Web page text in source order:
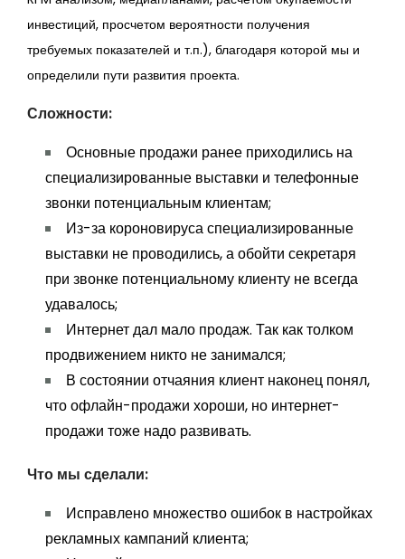
инвестиций, просчетом вероятности получения
требуемых показателей и т.п.), благодаря которой мы и
определили пути развития проекта.
Сложности:
Основные продажи ранее приходились на
специализированные выставки и телефонные
звонки потенциальным клиентам;
Из-за короновируса специализированные
выставки не проводились, а обойти секретаря
при звонке потенциальному клиенту не всегда
удавалось;
Интернет дал мало продаж. Так как толком
продвижением никто не занимался;
В состоянии отчаяния клиент наконец понял,
что офлайн-продажи хороши, но интернет-
продажи тоже надо развивать.
Что мы сделали:
Исправлено множество ошибок в настройках
рекламных кампаний клиента;